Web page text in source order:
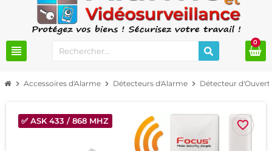
view_headline
0
chevron_right Accessoires d'Alarme chevron_right Détecteurs d'Alarme chevron_right Détecteur
favorite_border
✅ ASK 433 / 868 MHZ